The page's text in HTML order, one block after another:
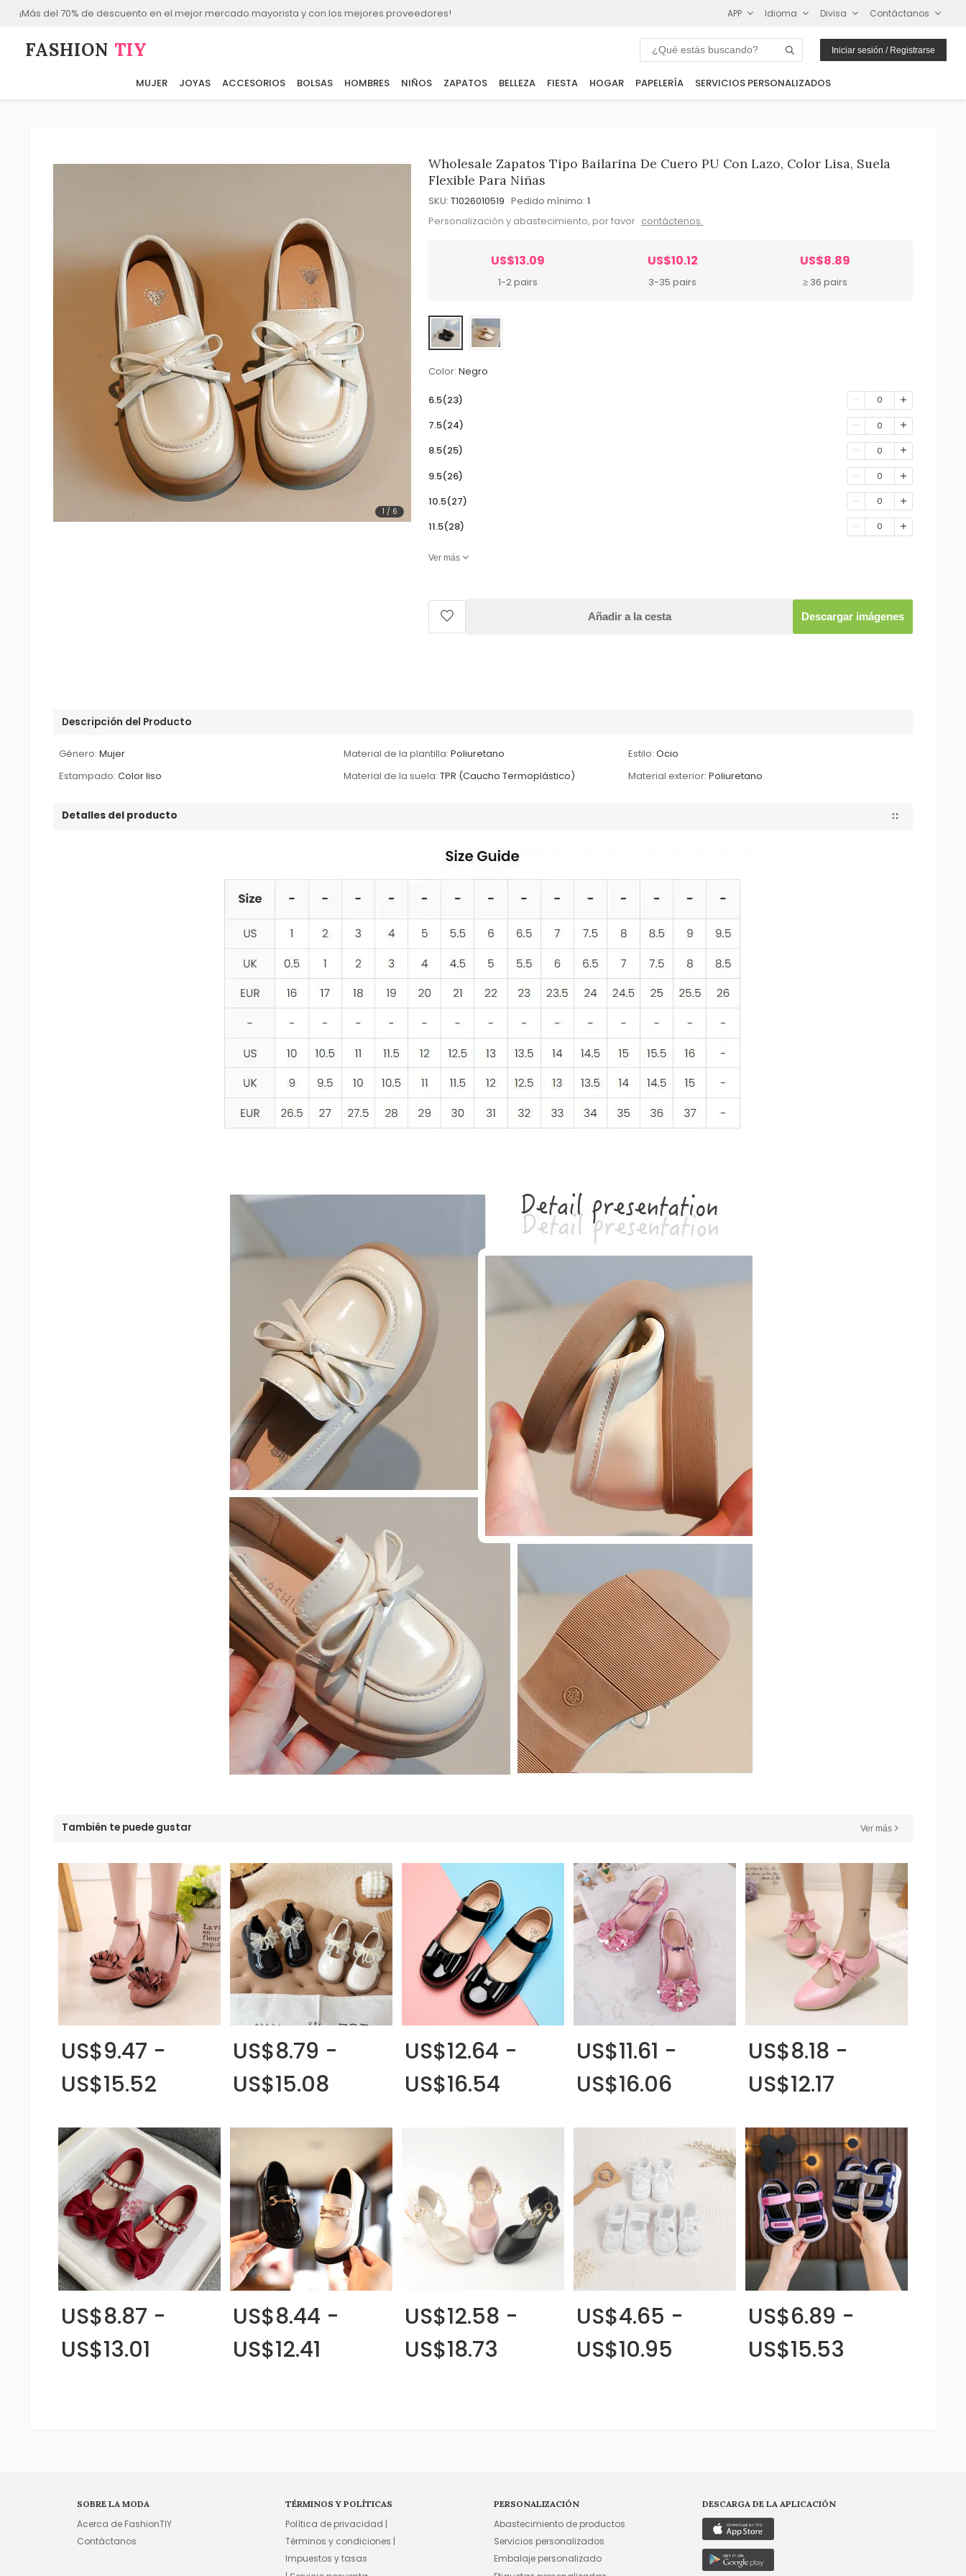
¡Más del 70% de descuento en el mejor mercado mayorista y con los mejores proveedores! APP Idioma Divisa Contáctanos
FASHION⁠ TIY Iniciar sesión / Registrarse
MUJER JOYAS ACCESORIOS BOLSAS HOMBRES NIÑOS ZAPATOS BELLEZA FIESTA HOGAR PAPELERÍA SERVICIOS PERSONALIZADOS
1 / 6
Wholesale Zapatos Tipo Bailarina De Cuero PU Con Lazo, Color Lisa, Suela
Flexible Para Niñas
SKU: T1026010519 Pedido mínimo: 1
Personalización y abastecimiento, por favor contáctenos.
US$13.09
1-2 pairs
US$10.12
3-35 pairs
US$8.89
≥ 36 pairs
Color: Negro
6.5(23) 0
7.5(24) 0
8.5(25) 0
9.5(26) 0
10.5(27) 0
11.5(28) 0
Ver más
Añadir a la cesta Descargar imágenes
Descripción del Producto
Género: Mujer Material de la plantilla: Poliuretano Estilo: Ocio
Estampado: Color liso Material de la suela: TPR (Caucho Termoplástico) Material exterior: Poliuretano
Detalles del producto
También te puede gustar Ver más
US$9.47 -
US$15.52
US$8.79 -
US$15.08
US$12.64 -
US$16.54
US$11.61 -
US$16.06
US$8.18 -
US$12.17
US$8.87 -
US$13.01
US$8.44 -
US$12.41
US$12.58 -
US$18.73
US$4.65 -
US$10.95
US$6.89 -
US$15.53
SOBRE LA MODA
Acerca de FashionTIY
Contáctanos
TÉRMINOS Y POLÍTICAS
Política de privacidad |
Términos y condiciones |
Impuestos y tasas
PERSONALIZACIÓN
Abastecimiento de productos
Servicios personalizados
Embalaje personalizado
DESCARGA DE LA APLICACIÓN